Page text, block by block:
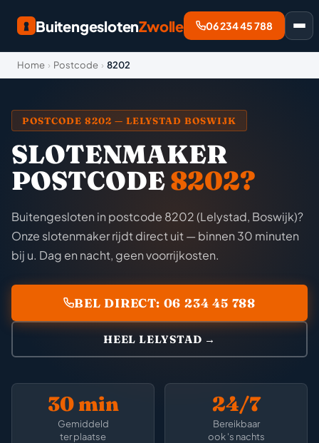
BuitengeslotenZwolle 06 234 45 788
Home › Postcode › 8202
POSTCODE 8202 — LELYSTAD BOSWIJK
SLOTENMAKER
POSTCODE8202?
Buitengesloten in postcode 8202 (Lelystad, Boswijk)?
Onze slotenmaker rijdt direct uit — binnen 30 minuten
bij u. Dag en nacht, geen voorrijkosten.
BEL DIRECT: 06 234 45 788
HEEL LELYSTAD →
30 min
Gemiddeld
ter plaatse
24/7
Bereikbaar
ook 's nachts